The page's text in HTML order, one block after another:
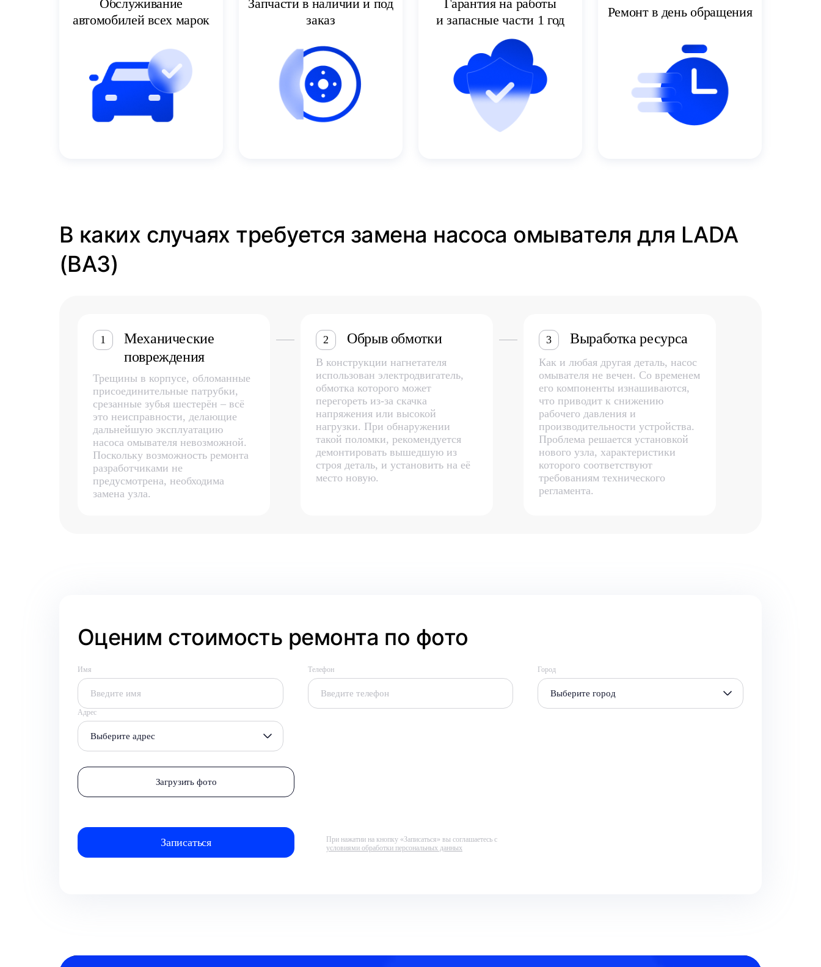
Обслуживание
автомобилей всех марок
Запчасти в наличии и под
заказ
Гарантия на работы
и запасные части 1 год
Ремонт в день обращения
В каких случаях требуется замена насоса омывателя для LADA
(ВАЗ)
1
Механические
повреждения
Трещины в корпусе, обломанные
присоединительные патрубки,
срезанные зубья шестерён – всё
это неисправности, делающие
дальнейшую эксплуатацию
насоса омывателя невозможной.
Поскольку возможность ремонта
разработчиками не
предусмотрена, необходима
замена узла.
2 Обрыв обмотки
В конструкции нагнетателя
использован электродвигатель,
обмотка которого может
перегореть из-за скачка
напряжения или высокой
нагрузки. При обнаружении
такой поломки, рекомендуется
демонтировать вышедшую из
строя деталь, и установить на её
место новую.
3 Выработка ресурса
Как и любая другая деталь, насос
омывателя не вечен. Со временем
его компоненты изнашиваются,
что приводит к снижению
рабочего давления и
производительности устройства.
Проблема решается установкой
нового узла, характеристики
которого соответствуют
требованиям технического
регламента.
Оценим стоимость ремонта по фото
Имя Телефон Город
Выберите город
Адрес
Выберите адрес
Загрузить фото
При нажатии на кнопку «Записаться» вы соглашаетесь с
условиями обработки персональных данных